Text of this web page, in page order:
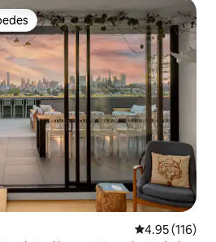
preferido
Calificación
4.95 (116)